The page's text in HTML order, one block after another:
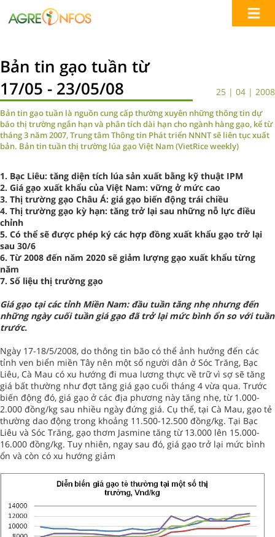
Bản tin gạo tuần từ
17/05 - 23/05/08
25 | 04 | 2008
Bản tin gạo tuần là nguồn cung cấp thường xuyên những thông tin dự
báo thị trường ngắn hạn và phân tích dài hạn cho ngành hàng gạo, kể từ
tháng 3 năm 2007, Trung tâm Thông tin Phát triển NNNT sẽ liên tục xuất
bản. Bản tin tuần thị trường lúa gạo Việt Nam (VietRice weekly)
1. Bạc Liêu: tăng diện tích lúa sản xuất bằng kỹ thuật IPM
2. Giá gạo xuất khẩu của Việt Nam: vững ở mức cao
3. Thị trường gạo Châu Á: giá gạo biến động trái chiều
4. Thị trường gạo kỳ hạn: tăng trở lại sau những nỗ lực điều
chỉnh
5. Có thể sẽ được phép ký các hợp đồng xuất khẩu gạo trở lại
sau 30/6
6. Từ 2008 đến năm 2020 sẽ giảm lượng gạo xuất khẩu từng
năm
7. Số liệu thị trường gạo
Giá gạo tại các tỉnh Miền Nam: đầu tuần tăng nhẹ nhưng đến
những ngày cuối tuần giá gạo đã trở lại mức bình ổn so với tuần
trước.
Ngày 17-18/5/2008, do thông tin bão có thể ảnh hưởng đến các
tỉnh ven biển miền Tây nên một số người dân ở Sóc Trăng, Bạc
Liêu, Cà Mau có xu hướng đi mua lương thực về trữ vì sợ sẽ tăng
giá bất thường như đợt tăng giá gạo cuối tháng 4 vừa qua. Trước
biến động đó, giá gạo ở các địa phương này tăng nhẹ, từ 1.000-
2.000 đồng/kg sau nhiều ngày đứng giá. Cụ thể, tại Cà Mau, gạo tẻ
thường dao động trong khoảng 11.500-12.500 đồng/kg. Tại Bạc
Liêu và Sóc Trăng, gạo thơm Jasmine tăng từ 13.000 lên 15.000-
16.000 đồng/kg. Tuy nhiên, ngay sau đó, giá gạo trở lại mức bình
ổn và còn có xu hướng giảm